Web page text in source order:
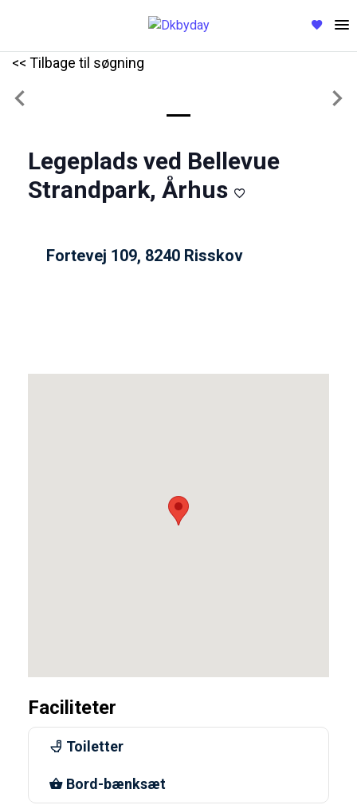
<< Tilbage til søgning
Previous
Legeplads ved Bellevue
Strandpark, Århus
Fortevej 109, 8240 Risskov
Faciliteter
Toiletter
Bord-bænksæt